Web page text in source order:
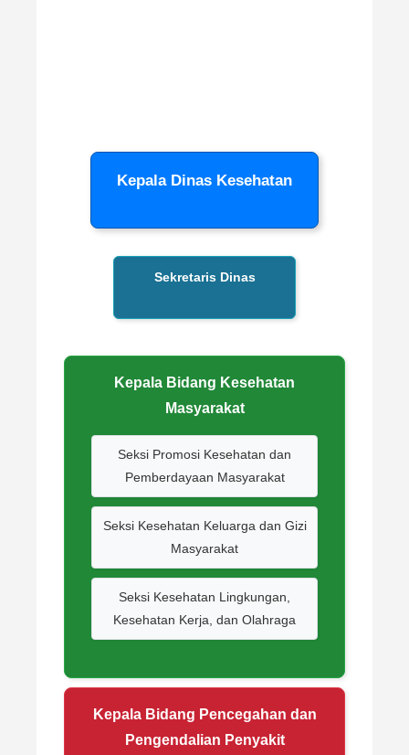
Kepala Dinas Kesehatan
Sekretaris Dinas
Kepala Bidang Kesehatan
Masyarakat
Seksi Promosi Kesehatan dan
Pemberdayaan Masyarakat
Seksi Kesehatan Keluarga dan Gizi
Masyarakat
Seksi Kesehatan Lingkungan,
Kesehatan Kerja, dan Olahraga
Kepala Bidang Pencegahan dan
Pengendalian Penyakit